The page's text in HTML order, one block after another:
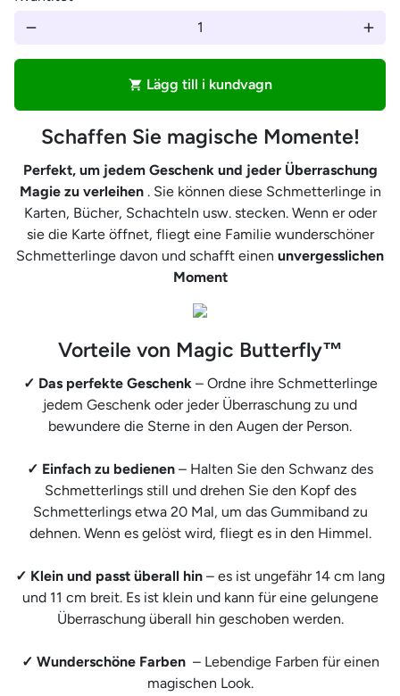
remove add
shopping_cart Lägg till i kundvagn
Schaffen Sie magische Momente!
Perfekt, um jedem Geschenk und jeder Überraschung
Magie zu verleihen . Sie können diese Schmetterlinge in
Karten, Bücher, Schachteln usw. stecken. Wenn er oder
sie die Karte öffnet, fliegt eine Familie wunderschöner
Schmetterlinge davon und schafft einen unvergesslichen
Moment
Vorteile von Magic Butterfly™
✓ Das perfekte Geschenk – Ordne ihre Schmetterlinge
jedem Geschenk oder jeder Überraschung zu und
bewundere die Sterne in den Augen der Person.
✓ Einfach zu bedienen – Halten Sie den Schwanz des
Schmetterlings still und drehen Sie den Kopf des
Schmetterlings etwa 20 Mal, um das Gummiband zu
dehnen. Wenn es gelöst wird, fliegt es in den Himmel.
✓ Klein und passt überall hin – es ist ungefähr 14 cm lang
und 11 cm breit. Es ist klein und kann für eine gelungene
Überraschung überall hin geschoben werden.
✓ Wunderschöne Farben – Lebendige Farben für einen
magischen Look.